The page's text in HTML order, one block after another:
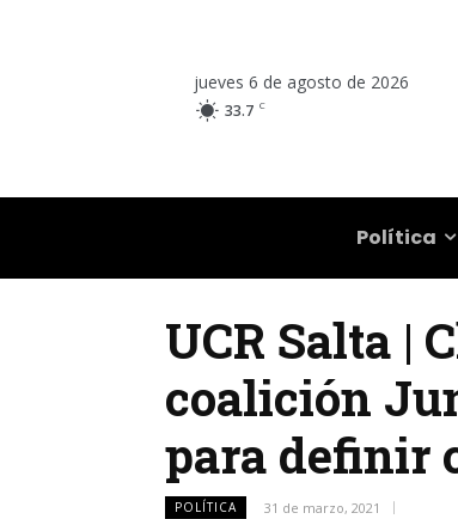
jueves 6 de agosto de 2026
33.7 C
Política
UCR Salta |
coalición
para definir
POLÍTICA 31 de marzo, 2021